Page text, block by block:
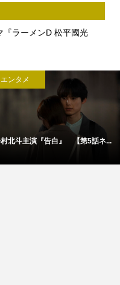
ラーメンD 松平國光
エンタメ
北斗主演『告白』 【第5話ネ...